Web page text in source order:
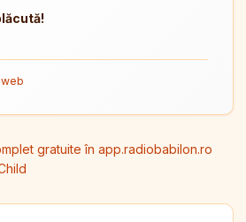
gratuite în app.radiobabilon.ro